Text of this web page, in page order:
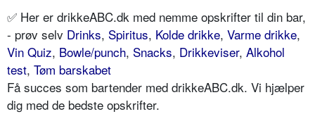
✅ Her er drikkeABC.dk med nemme opskrifter til din bar,
- prøv selv Drinks, Spiritus, Kolde drikke, Varme drikke,
Vin Quiz, Bowle/punch, Snacks, Drikkeviser, Alkohol
test, Tøm barskabet
Få succes som bartender med drikkeABC.dk. Vi hjælper
dig med de bedste opskrifter.